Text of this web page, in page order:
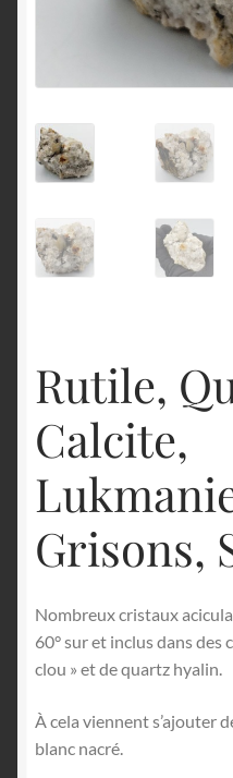
Rutile,
Calcite,
Grisons,
Nombreux cristaux
60° sur et inclus dans des
clou » et de quartz hyalin.
À cela viennent s’ajouter
blanc nacré.